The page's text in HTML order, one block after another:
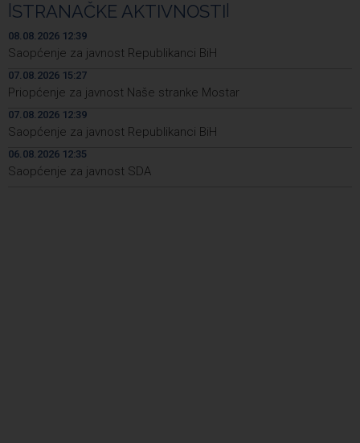
10:28
Pezer već sutra nastupa u kvalifikacijama, vjeruje da će i
navečer biti u finalu EP-a u Birminghamu
10:16
Ballian: Neopravdana sječa stabala a grad zbog manjka
drveća sve topliji
10:09
FBiH nema objedinjene podatke o povučenom i
10:03
Marija Šerifović pred više hiljada posjetitelja na Piroti
zatvorila 'Dane dijaspore 2026' u Travniku
STRANAČKE AKTIVNOSTI
08.08.2026 12:39
Saopćenje za javnost Republikanci BiH
07.08.2026 15:27
Priopćenje za javnost Naše stranke Mostar
07.08.2026 12:39
Saopćenje za javnost Republikanci BiH
06.08.2026 12:35
Saopćenje za javnost SDA